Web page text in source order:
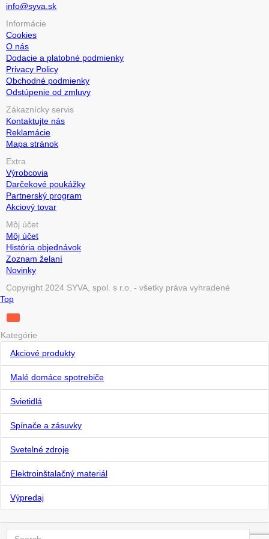
info@syva.sk
Informácie
Cookies
O nás
Dodacie a platobné podmienky
Privacy Policy
Obchodné podmienky
Odstúpenie od zmluvy
Zákaznícky servis
Kontaktujte nás
Reklamácie
Mapa stránok
Extra
Výrobcovia
Darčekové poukážky
Partnerský program
Akciový tovar
Môj účet
Môj účet
História objednávok
Zoznam želaní
Novinky
Copyright 2024 SYVA, spol. s r.o. - všetky práva vyhradené
Top
Kategórie
Akciové produkty
Malé domáce spotrebiče
Svietidlá
Spínače a zásuvky
Svetelné zdroje
Elektroinštalačný materiál
Výpredaj